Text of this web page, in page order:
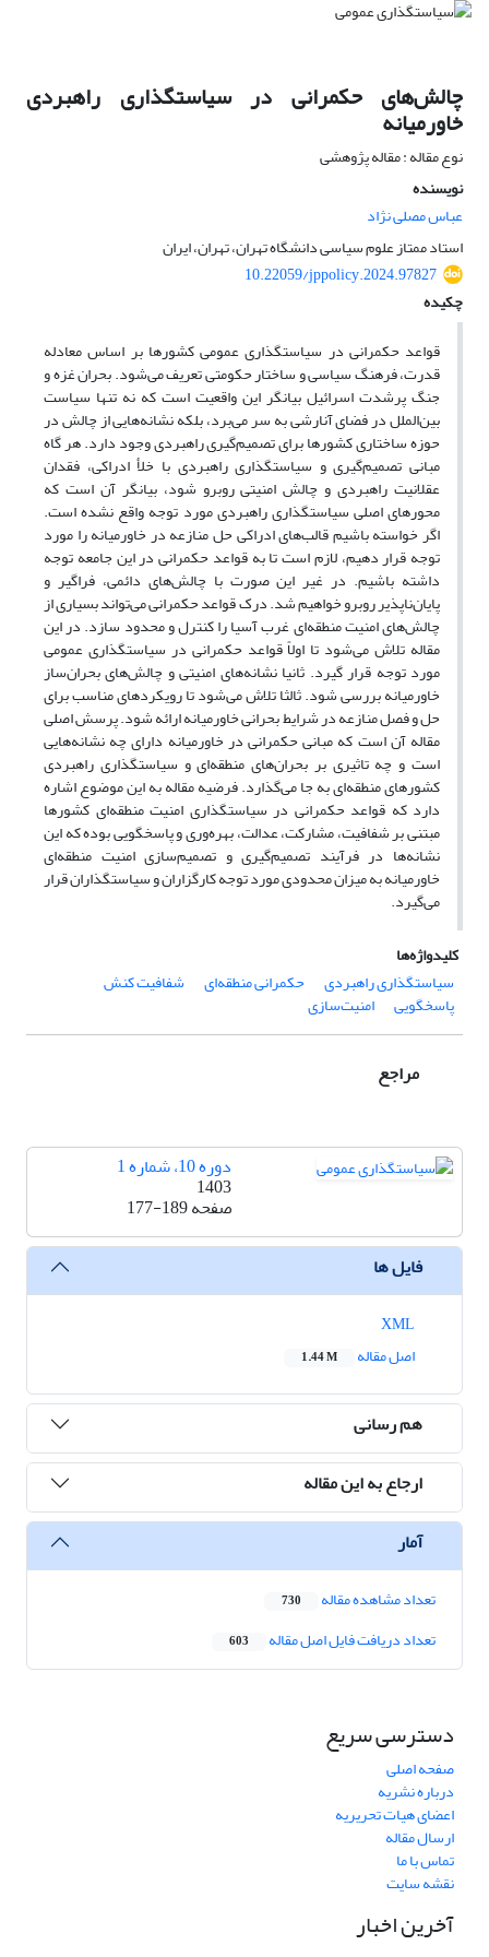
چالش‌های حکمرانی در سیاستگذاری راهبردی
خاورمیانه
نوع مقاله : مقاله پژوهشی
نویسنده
عباس مصلی نژاد
استاد ممتاز علوم سیاسی دانشگاه تهران، تهران، ایران
10.22059/jppolicy.2024.97827
چکیده
قواعد حکمرانی در سیاستگذاری عمومی کشورها بر اساس معادله
قدرت، فرهنگ سیاسی و ساختار حکومتی تعریف می‌شود. بحران غزه و
جنگ پرشدت اسرائیل بیانگر این واقعیت است که نه تنها سیاست
بین‌الملل در فضای آنارشی به سر می‌برد، بلکه نشانه‌هایی از چالش در
حوزه ساختاری کشورها برای تصمیم‌گیری راهبردی وجود دارد. هر گاه
مبانی تصمیم‌گیری و سیاستگذاری راهبردی با خلأ ادراکی، فقدان
عقلانیت راهبردی و چالش امنیتی روبرو شود، بیانگر آن است که
محورهای اصلی سیاستگذاری راهبردی مورد توجه واقع نشده است.
اگر خواسته باشیم قالب‌های ادراکی حل منازعه در خاورمیانه را مورد
توجه قرار دهیم، لازم است تا به قواعد حکمرانی در این جامعه توجه
داشته باشیم. در غیر این صورت با چالش‌های دائمی، فراگیر و
پایان‌ناپذیر روبرو خواهیم شد. درک قواعد حکمرانی می‌تواند بسیاری از
چالش‌های امنیت منطقه‌ای غرب آسیا را کنترل و محدود سازد. در این
مقاله تلاش می‌شود تا اولاً قواعد حکمرانی در سیاستگذاری عمومی
مورد توجه قرار گیرد. ثانیا نشانه‌های امنیتی و چالش‌های بحران‌ساز
خاورمیانه بررسی شود. ثالثا تلاش می‌شود تا رویکردهای مناسب برای
حل و فصل منازعه در شرایط بحرانی خاورمیانه ارائه شود. پرسش اصلی
مقاله آن است که مبانی حکمرانی در خاورمیانه دارای چه نشانه‌هایی
است و چه تاثیری بر بحران‌های منطقه‌ای و سیاستگذاری راهبردی
کشورهای منطقه‌ای به جا می‌گذارد. فرضیه مقاله به این موضوع اشاره
دارد که قواعد حکمرانی در سیاستگذاری امنیت منطقه‌ای کشورها
مبتنی بر شفافیت، مشارکت، عدالت، بهره‌وری و پاسخگویی بوده که این
نشانه‌ها در فرآیند تصمیم‌گیری و تصمیم‌سازی امنیت منطقه‌ای
خاورمیانه به میزان محدودی مورد توجه کارگزاران و سیاستگذاران قرار
می‌گیرد.
کلیدواژه‌ها
سیاستگذاری راهبردی
حکمرانی منطقه‌ای شفافیت کنش
پاسخگویی امنیت‌سازی
مراجع
دوره 10، شماره 1
1403
صفحه177-189
فایل ها
اصل مقاله
1.44 M
هم رسانی
ارجاع به این مقاله
آمار
تعداد مشاهده مقاله 730
تعداد دریافت فایل اصل مقاله 603
دسترسی سریع
صفحه اصلی
درباره نشریه
اعضای هیات تحریریه
ارسال مقاله
تماس با ما
نقشه سایت
آخرین اخبار